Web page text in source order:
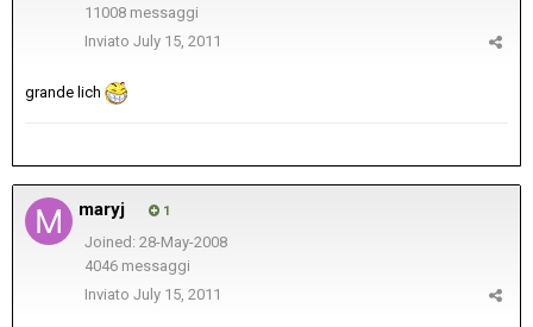
11008 messaggi
Inviato July 15, 2011
grande lich
maryj 1
Joined: 28-May-2008
4046 messaggi
Inviato July 15, 2011